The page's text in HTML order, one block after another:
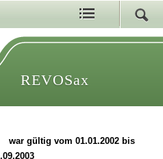
REVOSax
war gültig vom 01.01.2002 bis